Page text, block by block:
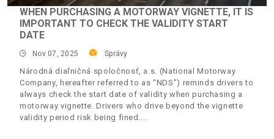
WHEN PURCHASING A MOTORWAY VIGNETTE, IT IS
IMPORTANT TO CHECK THE VALIDITY START
DATE
Nov 07, 2025 Správy
Národná diaľničná spoločnosť, a.s. (National Motorway
Company, hereafter referred to as “NDS”) reminds drivers to
always check the start date of validity when purchasing a
motorway vignette. Drivers who drive beyond the vignette
validity period risk being fined.